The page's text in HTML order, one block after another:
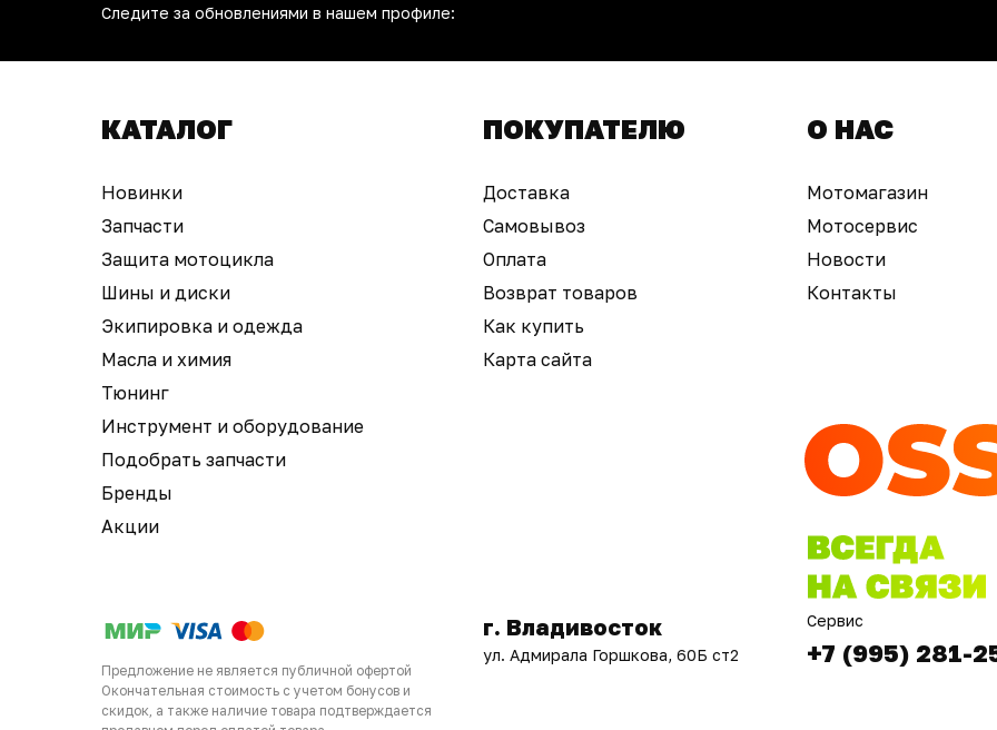
Следите за обновлениями в нашем профиле:
О НАС
Акции
Бренды
Инструмент и оборудование
Подобрать запчасти
Тюнинг
Запчасти
Шины и диски
Защита мотоцикла
Экипировка и одежда
Масла и химия
Новинки
Доставка
Самовывоз
Возврат товаров
Оплата
Как купить
Карта сайта
Мотомагазин
Мотосервис
Новости
Контакты
КАТАЛОГ ПОКУПАТЕЛЮ
+7 (995) 281-
Сервис
г. Владивосток
ул. Адмирала Горшкова, 60Б ст2
Предложение не является публичной офертой
Окончательная стоимость с учетом бонусов и
скидок, а также наличие товара подтверждается